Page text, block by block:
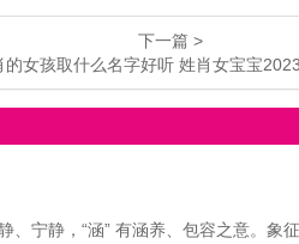
下一篇 >
的女孩取什么名字好听 姓肖女宝宝
、宁静，“涵” 有涵养、包容之意。象